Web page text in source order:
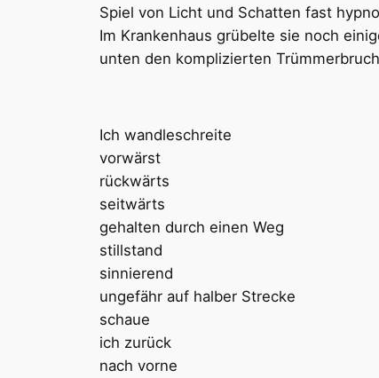
Spiel von Licht und Schatten fast
Im Krankenhaus grübelte sie noch
unten den komplizierten
Ich wandleschreite
vorwärst
rückwärts
seitwärts
gehalten durch einen Weg
stillstand
sinnierend
ungefähr auf halber Strecke
schaue
ich zurück
nach vorne